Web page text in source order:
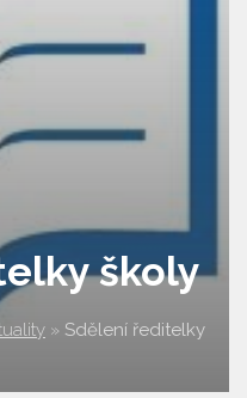
školy
» Sdělení ředitelky